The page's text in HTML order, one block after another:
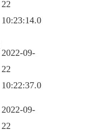
22
10:23:14.0
2022-09-
22
10:22:37.0
2022-09-
22